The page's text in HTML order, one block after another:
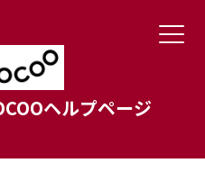
ヘルプページ